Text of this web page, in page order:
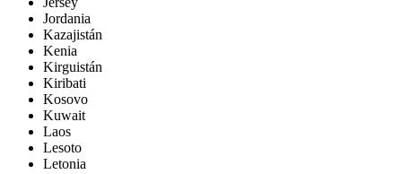
Jordania
Kazajistán
Kenia
Kirguistán
Kiribati
Kosovo
Kuwait
Laos
Lesoto
Letonia